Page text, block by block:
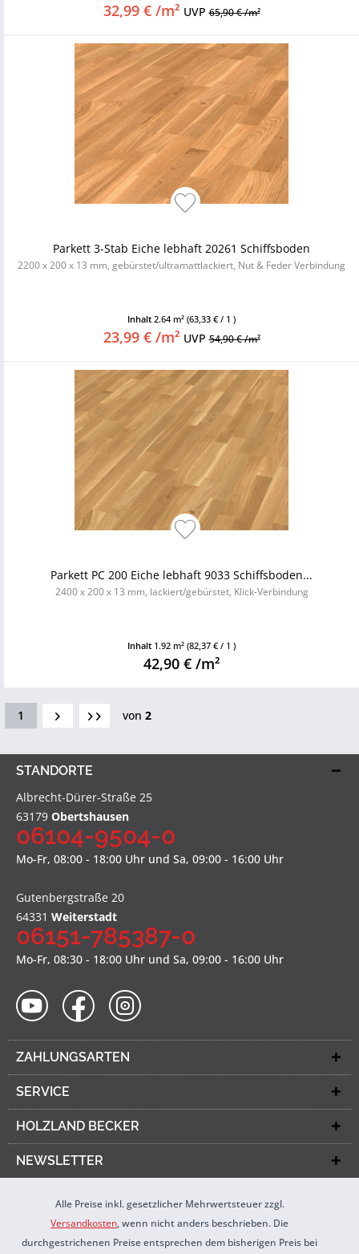
32,99 € /m² UVP65,90 € /m²
Parkett 3-Stab Eiche lebhaft 20261 Schiffsboden
2200 x 200 x 13 mm, gebürstet/ultramattlackiert, Nut & Feder Verbindung
Inhalt 2.64 m² (63,33 € / 1 )
23,99 € /m² UVP54,90 € /m²
Parkett PC 200 Eiche lebhaft 9033 Schiffsboden...
2400 x 200 x 13 mm, lackiert/gebürstet, Klick-Verbindung
Inhalt 1.92 m² (82,37 € / 1 )
42,90 € /m²
1 von 2
STANDORTE
Albrecht-Dürer-Straße 25
63179 Obertshausen
06104-9504-0
Mo-Fr, 08:00 - 18:00 Uhr und Sa, 09:00 - 16:00 Uhr
Gutenbergstraße 20
64331 Weiterstadt
06151-785387-0
Mo-Fr, 08:30 - 18:00 Uhr und Sa, 09:00 - 16:00 Uhr
ZAHLUNGSARTEN
SERVICE
HOLZLAND BECKER
NEWSLETTER
Alle Preise inkl. gesetzlicher Mehrwertsteuer zzgl.
Versandkosten, wenn nicht anders beschrieben. Die
durchgestrichenen Preise entsprechen dem bisherigen Preis bei